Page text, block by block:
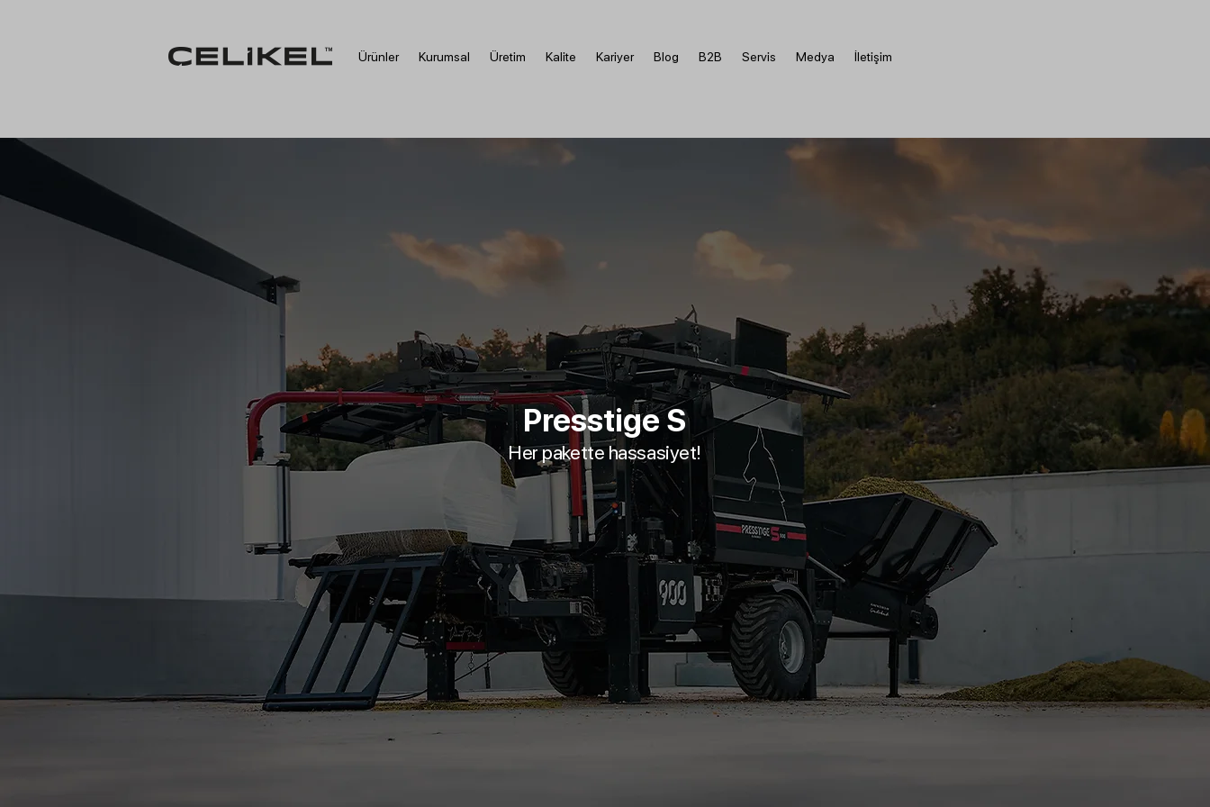
Ürünler Kurumsal Üretim Kalite Kariyer Blog B2B Servis Medya İletişim
Presstige S
Her pakette hassasiyet!